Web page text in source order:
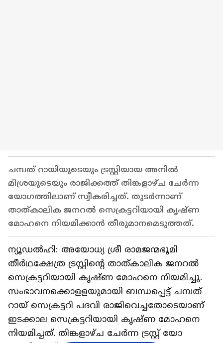
ചമ്പത് റായിയുടെയും ട്രസ്റ്റിയായ അനിൽ
മിശ്രയുടെയും രാജിക്കത്ത് തിങ്കളാഴ്ച ചേർന്ന
യോ​ഗത്തിലാണ് സ്വീകരിച്ചത്. തുടർന്നാണ്
താത്കാലിക ജനറൽ സെക്രട്ടറിയായി കൃഷ്ണ
മോഹനെ നിയമിക്കാൻ തീരുമാനമെടുത്തത്.
ന്യൂഡൽഹി: അയോധ്യ ശ്രീ രാമജന്മഭൂമി
തീർഥക്ഷേത്ര ട്രസ്റ്റിന്റെ താത്കാലിക ജനറൽ
സെക്രട്ടറിയായി കൃഷ്ണ മോഹനെ നിയമിച്ചു.
സംഭാവനക്കൊളളയുമായി ബന്ധപ്പെട്ട് ചമ്പത്
റായ് സെക്രട്ടറി പദവി രാജിവെച്ചതോടെയാണ്
ഇടക്കാല സെക്രട്ടറിയായി കൃഷ്ണ മോഹനെ
നിയമിച്ചത്. തിങ്കളാഴ്ച ചേർന്ന ട്രസ്റ്റ് യോ​